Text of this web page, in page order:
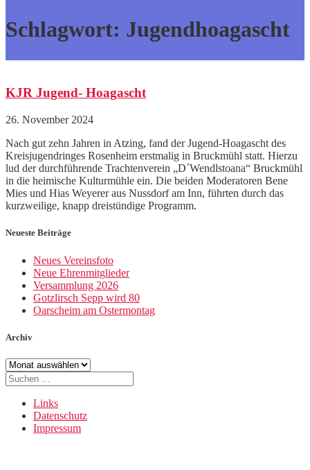
Schlagwort: Jugendhoagascht
KJR Jugend- Hoagascht
26. November 2024
Nach gut zehn Jahren in Atzing, fand der Jugend-Hoagascht des
Kreisjugendringes Rosenheim erstmalig in Bruckmühl statt. Hierzu
lud der durchführende Trachtenverein „D´Wendlstoana“ Bruckmühl
in die heimische Kulturmühle ein. Die beiden Moderatoren Bene
Mies und Hias Weyerer aus Nussdorf am Inn, führten durch das
kurzweilige, knapp dreistündige Programm.
Neueste Beiträge
Neues Vereinsfoto
Neue Ehrenmitglieder
Versammlung 2026
Gotzlirsch Sepp wird 80
Oarscheim am Ostermontag
Archiv
Archiv
Suche
nach:
Links
Datenschutz
Impressum